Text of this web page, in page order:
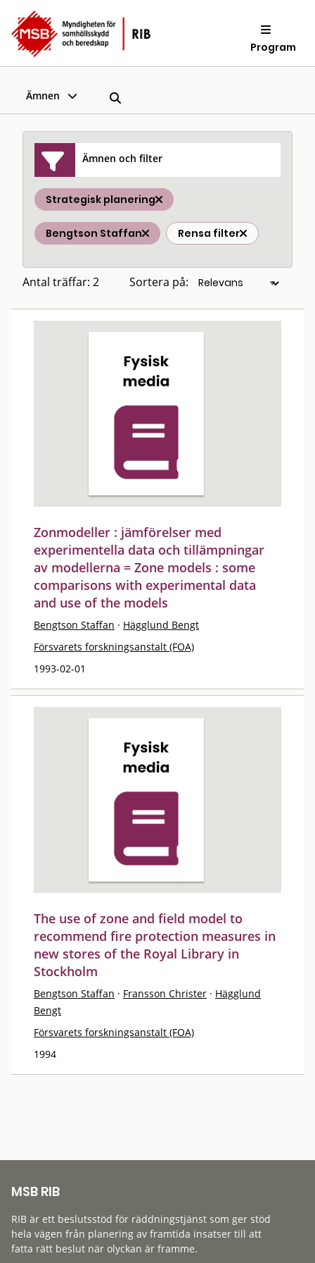
Program
Ämnen
Ämnen och filter
Strategisk planering
Bengtson Staffan Rensa filter
Antal träffar: 2 Sortera på:
Zonmodeller : jämförelser med
experimentella data och tillämpningar
av modellerna = Zone models : some
comparisons with experimental data
and use of the models
Bengtson Staffan · Hägglund Bengt
Försvarets forskningsanstalt (FOA)
1993-02-01
The use of zone and field model to
recommend fire protection measures in
new stores of the Royal Library in
Stockholm
Bengtson Staffan · Fransson Christer · Hägglund
Bengt
Försvarets forskningsanstalt (FOA)
1994
MSB RIB
RIB är ett beslutsstöd för räddningstjänst som ger stöd
hela vägen från planering av framtida insatser till att
fatta rätt beslut när olyckan är framme.